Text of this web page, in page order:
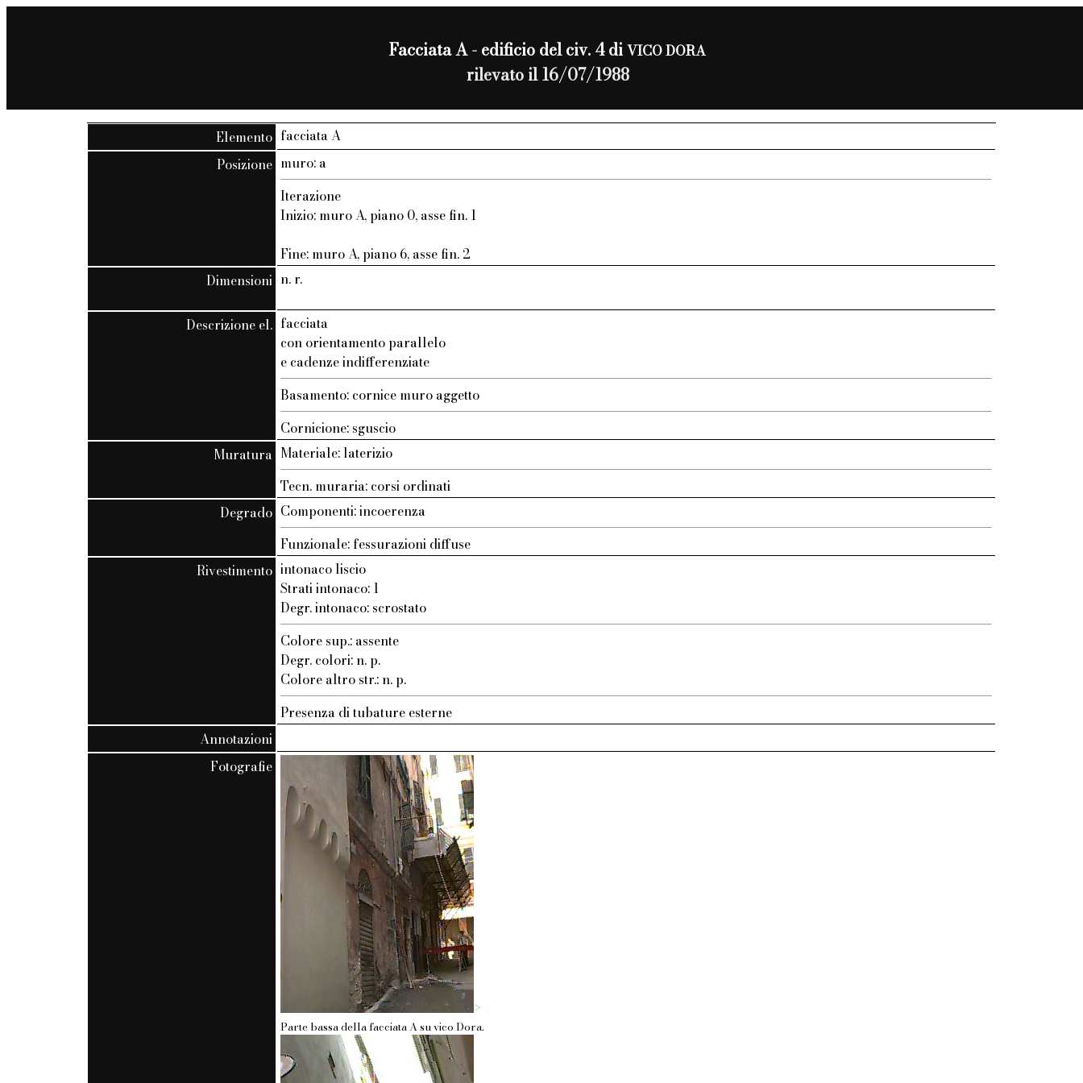
Facciata A - edificio del civ. 4 diVICO DORA
rilevato il 16/07/1988
Elemento facciata A
Posizione muro: a
Iterazione
Inizio: muro A, piano 0, asse fin. 1
Fine: muro A, piano 6, asse fin. 2
Dimensioni n. r.
Descrizione el. facciata
con orientamento parallelo
e cadenze indifferenziate
Basamento: cornice muro aggetto
Cornicione: sguscio
Muratura Materiale: laterizio
Tecn. muraria: corsi ordinati
Degrado Componenti: incoerenza
Funzionale: fessurazioni diffuse
Rivestimento intonaco liscio
Strati intonaco: 1
Degr. intonaco: scrostato
Colore sup.: assente
Degr. colori: n. p.
Colore altro str.: n. p.
Presenza di tubature esterne
Annotazioni
Fotografie
>
Parte bassa della facciata A su vico Dora.